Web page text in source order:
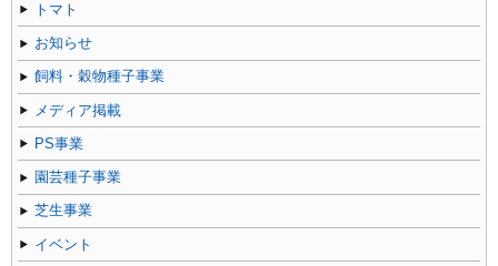
トマト
お知らせ
飼料・穀物種子事業
メディア掲載
PS事業
園芸種子事業
芝生事業
イベント